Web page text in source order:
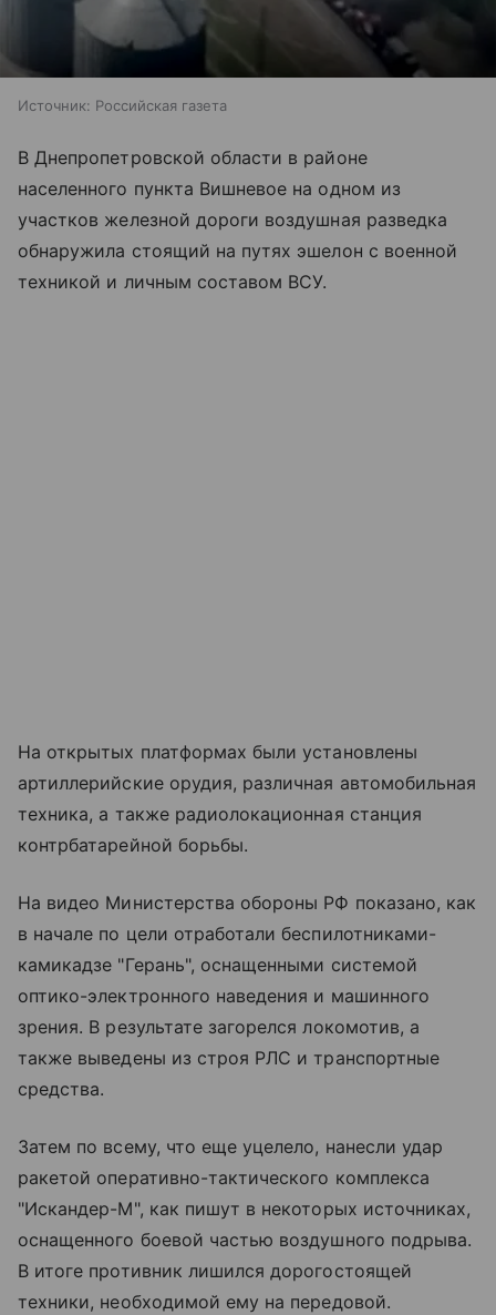
Источник: Российская газета
В Днепропетровской области в районе
населенного пункта Вишневое на одном из
участков железной дороги воздушная разведка
обнаружила стоящий на путях эшелон с военной
техникой и личным составом ВСУ.
На открытых платформах были установлены
артиллерийские орудия, различная автомобильная
техника, а также радиолокационная станция
контрбатарейной борьбы.
На видео Министерства обороны РФ показано, как
в начале по цели отработали беспилотниками-
камикадзе "Герань", оснащенными системой
оптико-электронного наведения и машинного
зрения. В результате загорелся локомотив, а
также выведены из строя РЛС и транспортные
средства.
Затем по всему, что еще уцелело, нанесли удар
ракетой оперативно-тактического комплекса
"Искандер-М", как пишут в некоторых источниках,
оснащенного боевой частью воздушного подрыва.
В итоге противник лишился дорогостоящей
техники, необходимой ему на передовой.